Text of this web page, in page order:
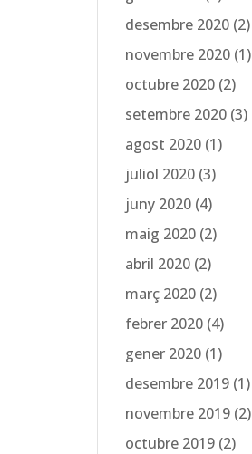
desembre 2020 (2)
novembre 2020 (1)
octubre 2020 (2)
setembre 2020 (3)
agost 2020 (1)
juliol 2020 (3)
juny 2020 (4)
maig 2020 (2)
abril 2020 (2)
març 2020 (2)
febrer 2020 (4)
gener 2020 (1)
desembre 2019 (1)
novembre 2019 (2)
octubre 2019 (2)